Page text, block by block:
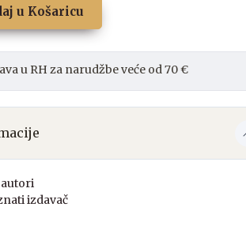
u Košaricu
u RH za narudžbe veće od 70 €
izdavač